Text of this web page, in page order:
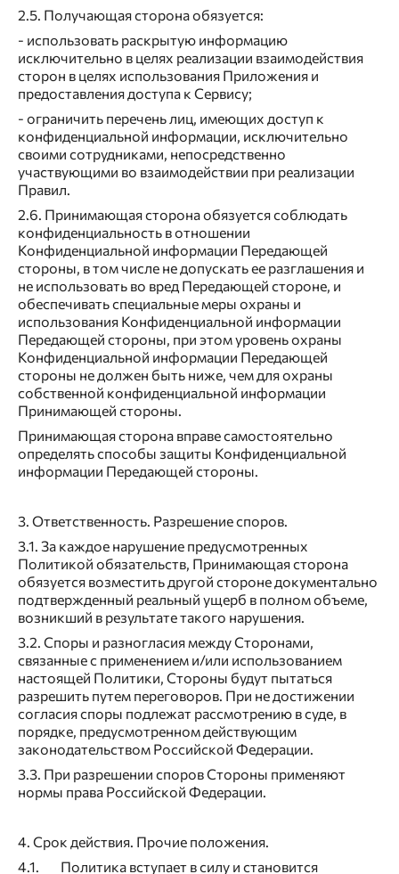
2.5. Получающая сторона обязуется:
- использовать раскрытую информацию
исключительно в целях реализации взаимодействия
сторон в целях использования Приложения и
предоставления доступа к Сервису;
- ограничить перечень лиц, имеющих доступ к
конфиденциальной информации, исключительно
своими сотрудниками, непосредственно
участвующими во взаимодействии при реализации
Правил.
2.6. Принимающая сторона обязуется соблюдать
конфиденциальность в отношении
Конфиденциальной информации Передающей
стороны, в том числе не допускать ее разглашения и
не использовать во вред Передающей стороне, и
обеспечивать специальные меры охраны и
использования Конфиденциальной информации
Передающей стороны, при этом уровень охраны
Конфиденциальной информации Передающей
стороны не должен быть ниже, чем для охраны
собственной конфиденциальной информации
Принимающей стороны.
Принимающая сторона вправе самостоятельно
определять способы защиты Конфиденциальной
информации Передающей стороны.
3. Ответственность. Разрешение споров.
3.1. За каждое нарушение предусмотренных
Политикой обязательств, Принимающая сторона
обязуется возместить другой стороне документально
подтвержденный реальный ущерб в полном объеме,
возникший в результате такого нарушения.
3.2. Споры и разногласия между Сторонами,
связанные с применением и/или использованием
настоящей Политики, Стороны будут пытаться
разрешить путем переговоров. При не достижении
согласия споры подлежат рассмотрению в суде, в
порядке, предусмотренном действующим
законодательством Российской Федерации.
3.3. При разрешении споров Стороны применяют
нормы права Российской Федерации.
4. Срок действия. Прочие положения.
4.1. Политика вступает в силу и становится